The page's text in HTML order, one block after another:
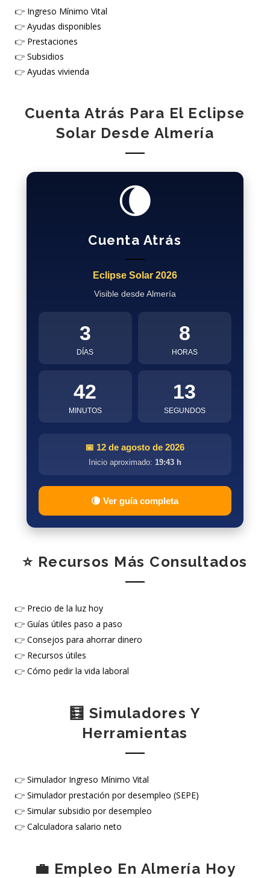
👉 Ingreso Mínimo Vital
👉 Ayudas disponibles
👉 Prestaciones
👉 Subsidios
👉 Ayudas vivienda
Cuenta Atrás Para El Eclipse
Solar Desde Almería
🌘
Cuenta Atrás
Eclipse Solar 2026
Visible desde Almería
3
DÍAS
8
HORAS
42
MINUTOS
12
SEGUNDOS
📅 12 de agosto de 2026
Inicio aproximado: 19:43 h
🌘 Ver guía completa
⭐ Recursos Más Consultados
👉 Precio de la luz hoy
👉 Guías útiles paso a paso
👉 Consejos para ahorrar dinero
👉 Recursos útiles
👉 Cómo pedir la vida laboral
🧮 Simuladores Y
Herramientas
👉 Simulador Ingreso Mínimo Vital
👉 Simulador prestación por desempleo (SEPE)
👉 Simular subsidio por desempleo
👉 Calculadora salario neto
💼 Empleo En Almería Hoy